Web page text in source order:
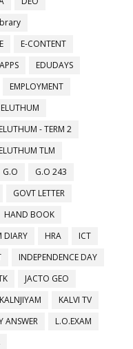
E-CONTENT
EDUDAYS
EMPLOYMENT
- TERM 2
TLM
G.O
G.O 243
GOVT LETTER
HAND BOOK
DIARY HRA
ICT
INDEPENDENCE DAY
JACTO GEO
KALNJIYAM
KALVI TV
ANSWER
L.O.EXAM